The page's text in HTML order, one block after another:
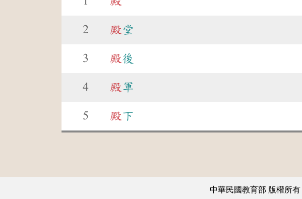
2 殿 堂
3 殿後
4 殿軍
5 殿下
中華民國教育部 版權所有